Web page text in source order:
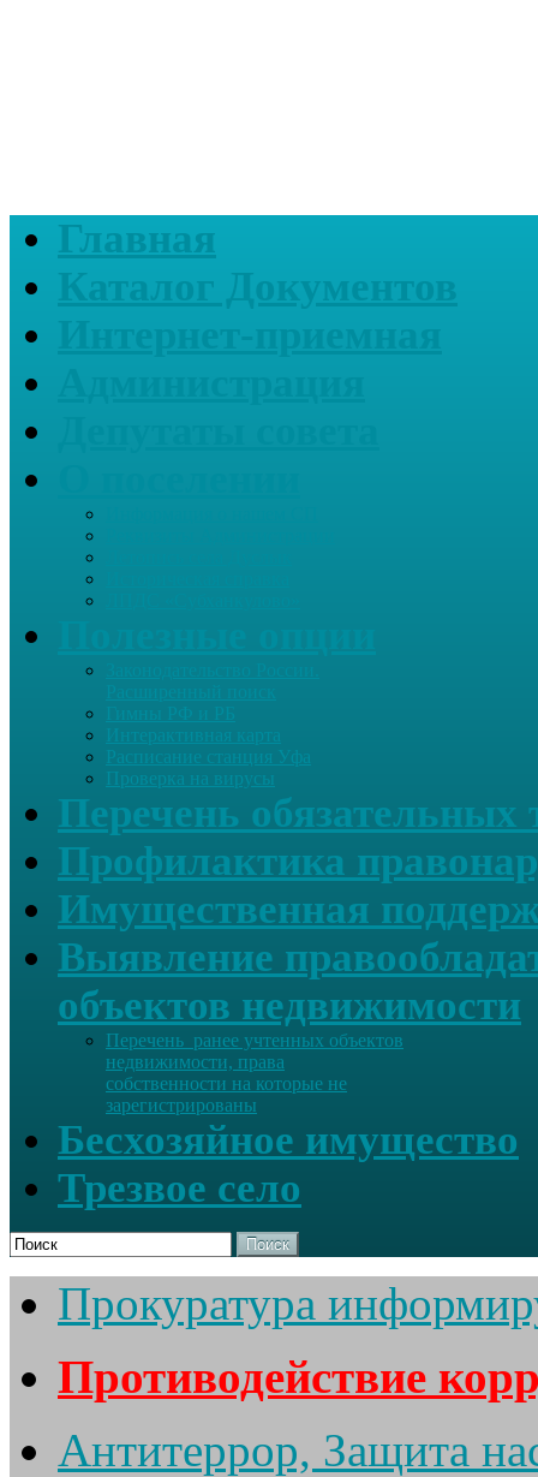
Главная
Каталог Документов
Интерактивная карта
Расписание станция Уфа
Проверка на вирусы
Перечень обязательных
Профилактика
Имущественная
Выявление
объектов недвижимости
Перечень ранее учтенных объектов
недвижимости, права
собственности на которые не
зарегистрированы
Бесхозяйное имущество
Трезвое село
Поиск
Прокуратура
Противодействие
Антитеррор, Защита